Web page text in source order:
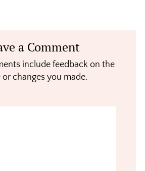
a Comment
include feedback on the
or changes you made.